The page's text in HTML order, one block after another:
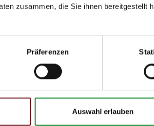
zusammen, die Sie ihnen bereitgestellt
Präferenzen
Auswahl erlauben
Kundenservice.
Support kontaktieren (
, Telefon oder
zu 2 (2.1) und zu 3 (2.2) oder Fahrgestellnummer.